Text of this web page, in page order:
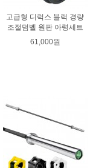
고급형 디럭스 블랙 경량
조절덤벨 원판 아령세트
61,000원